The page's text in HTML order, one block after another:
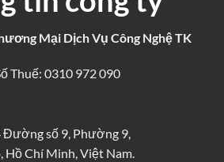
Mại Dịch Vụ Công Nghệ TK
Thuế: 0310 972 090
Đường số 9, Phường 9,
Hồ Chí Minh, Việt Nam.